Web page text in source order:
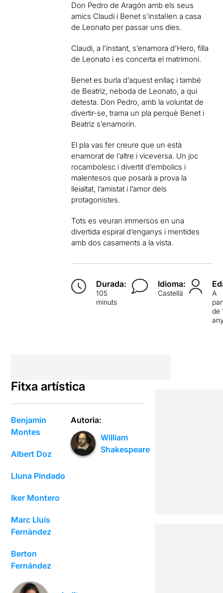
Don Pedro de Aragón amb els seus
amics Claudi i Benet s’instal·len a casa
de Leonato per passar uns dies.
Claudi, a l’instant, s’enamora d’Hero, filla
de Leonato i es concerta el matrimoni.
Benet es burla d’aquest enllaç i també
de Beatriz, neboda de Leonato, a qui
detesta. Don Pedro, amb la voluntat de
divertir-se, trama un pla perquè Benet i
Beatriz s’enamorin.
El pla vas fer creure que un està
enamorat de l’altre i viceversa. Un joc
rocambolesc i divertit d’embolics i
malentesos que posarà a prova la
lleialtat, l’amistat i l’amor dels
protagonistes.
Tots es veuran immersos en una
divertida espiral d’enganys i mentides
amb dos casaments a la vista.
Durada:
105
minuts
Idioma:
Castellà
A
de
Fitxa artística
Benjamin
Montes
Albert Doz
Lluna Pindado
Iker Montero
Marc Lluís
Fernàndez
Berton
Fernández
Autoria:
William
Shakespeare